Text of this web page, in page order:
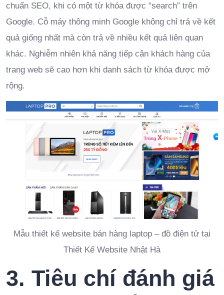
chuẩn SEO, khi có một từ khóa được “search” trên
Google. Cỗ máy thông minh Google không chỉ trả về kết
quả giống nhất mà còn trả về nhiều kết quả liên quan
khác. Nghiễm nhiên khả năng tiếp cận khách hàng của
trang web sẽ cao hơn khi danh sách từ khóa được mở
rộng.
Mẫu thiết kế website bán hàng laptop – đồ điện tử tại
Thiết Kế Website Nhật Hà
3. Tiêu chí đánh giá